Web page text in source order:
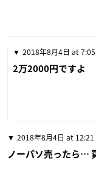
2018年8月4日 at
2万2000円ですよ
2018年8月4日 at 12:21
ノーパソ売ったら…